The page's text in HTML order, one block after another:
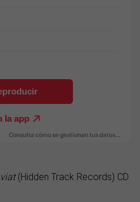
(Hidden Track Records) CD